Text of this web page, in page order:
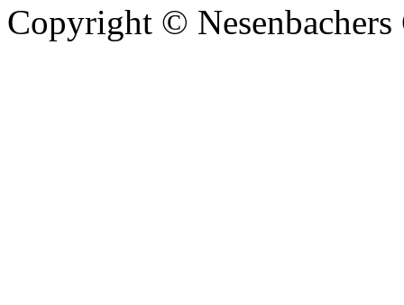
Copyright © Nesenbachers